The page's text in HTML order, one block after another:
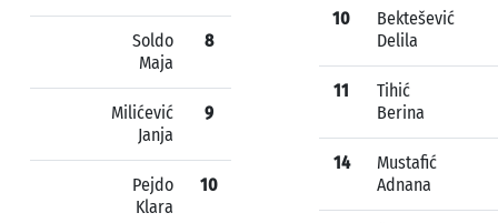
Soldo
Maja
8
Milićević
Janja
9
Pejdo
Klara
10
10
Bektešević
Delila
11
Tihić
Berina
14
Mustafić
Adnana